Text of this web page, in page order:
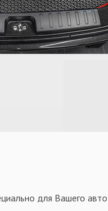
для Вашего